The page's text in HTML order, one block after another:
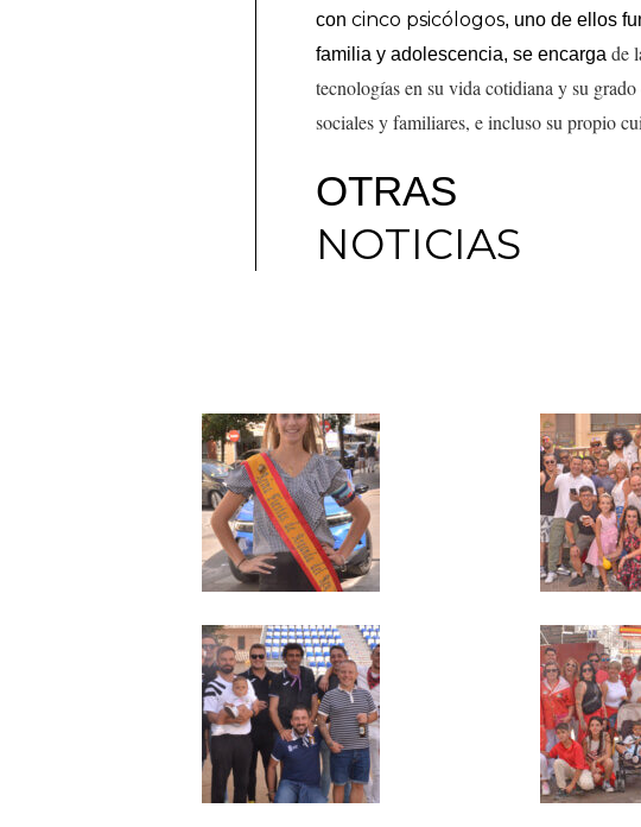
concinco psicólogos, uno de ellos
familia y adolescencia, se encargade
tecnologías en su vida cotidiana y su
sociales y familiares, e incluso su propio
OTRAS
NOTICIAS